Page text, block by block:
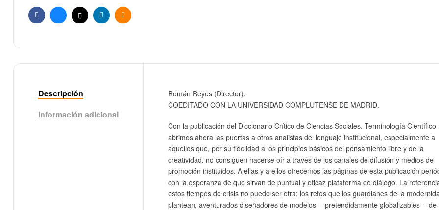
FacebookBlueskyX LinkedinEmail
Descripción
Información adicional
Román Reyes (Director).
COEDITADO CON LA UNIVERSIDAD COMPLUTENSE DE MADRID.
Con la publicación del Diccionario Crítico de Ciencias Sociales. Terminología
abrimos ahora las puertas a otros analistas del lenguaje institucional, especialmente a
aquellos que, por su fidelidad a los principios básicos del pensamiento libre y de la
creatividad, no consiguen hacerse oír a través de los canales de difusión y medios de
promoción instituidos. A ellas y a ellos ofrecemos las páginas de esta publicación
con la esperanza de que sirvan de puntual y eficaz plataforma de diálogo. La
estos tiempos de crisis no puede ser otra: los retos que los guardianes de la
plantean, aventurados diseñadores de modelos ―pretendidamente globalizables― de